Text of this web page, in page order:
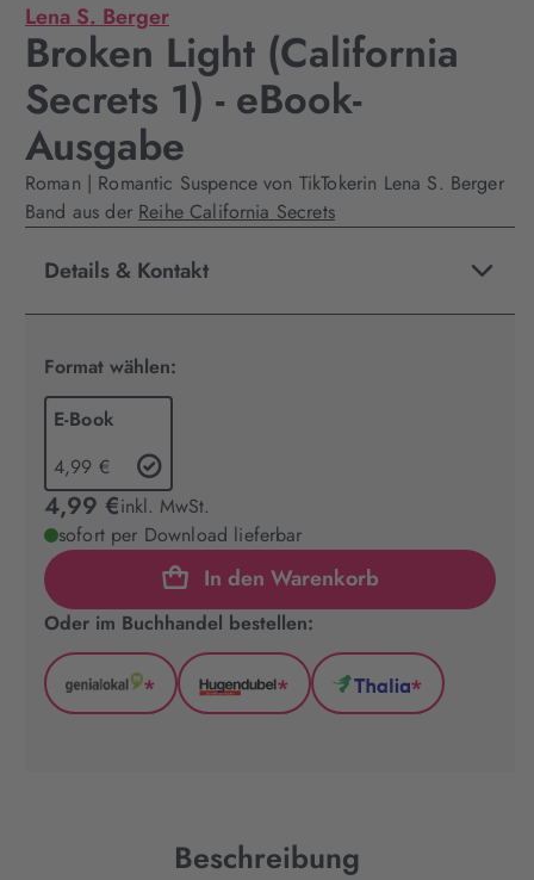
Lena S. Berger
Broken Light (California
Secrets 1) - eBook-
Ausgabe
Roman | Romantic Suspence von TikTokerin Lena S. Berger
Band aus der Reihe California Secrets
Details & Kontakt
Format wählen:
E-Book
4,99 €
4,99 €inkl. MwSt.
sofort per Download lieferbar
In den Warenkorb
Oder im Buchhandel bestellen:
GenialLokal
*
Hugendubel
*
Thalia
*
Beschreibung